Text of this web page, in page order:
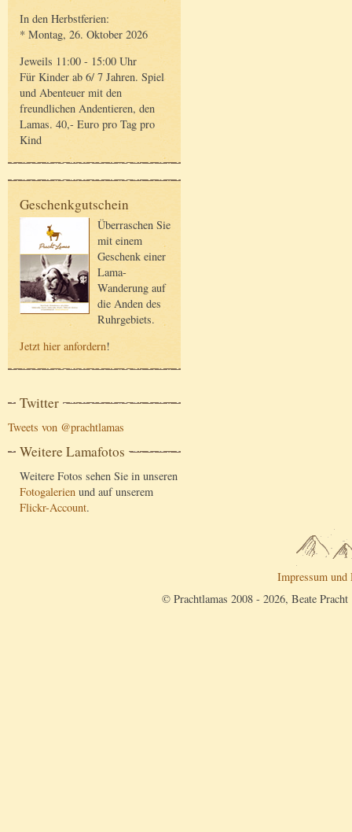
In den Herbstferien:
* Montag, 26. Oktober 2026
Jeweils 11:00 - 15:00 Uhr
Für Kinder ab 6/ 7 Jahren. Spiel
und Abenteuer mit den
freundlichen Andentieren, den
Lamas. 40,- Euro pro Tag pro
Kind
Geschenkgutschein
Überraschen Sie
mit einem
Geschenk einer
Lama-
Wanderung auf
die Anden des
Ruhrgebiets.
Jetzt hier anfordern!
Twitter
Tweets von @prachtlamas
Weitere Lamafotos
Weitere Fotos sehen Sie in unseren
Fotogalerien und auf unserem
Flickr-Account.
Impressum und
© Prachtlamas 2008 - 2026, Beate Pracht